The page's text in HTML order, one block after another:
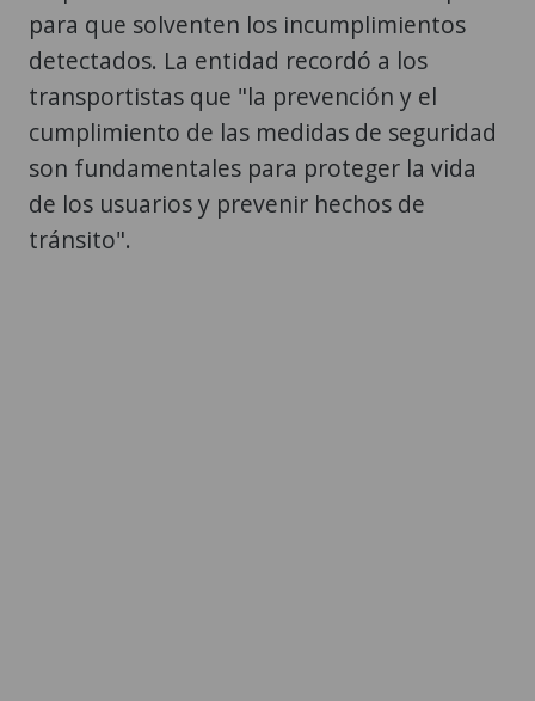
para que solventen los incumplimientos
detectados. La entidad recordó a los
transportistas que "la prevención y el
cumplimiento de las medidas de seguridad
son fundamentales para proteger la vida
de los usuarios y prevenir hechos de
tránsito".